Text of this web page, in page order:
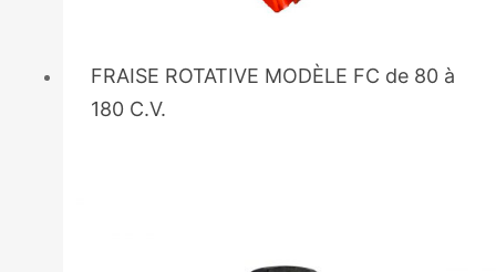
FRAISE ROTATIVE MODÈLE FC de 80 à
180 C.V.